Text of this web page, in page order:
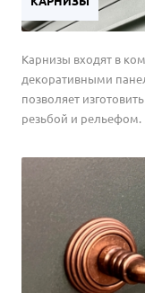
Карнизы входят в
декоративными
позволяет
резьбой и рельефом.